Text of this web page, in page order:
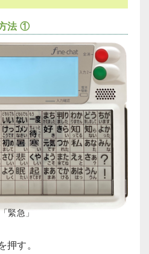
法 ①
緊急」
す。